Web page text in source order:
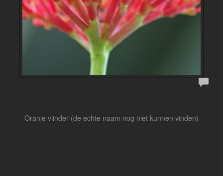
Oranje vlinder (de echte naam nog niet kunnen vinden)